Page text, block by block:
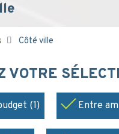
Côté ville
VOTRE
(1) Entre